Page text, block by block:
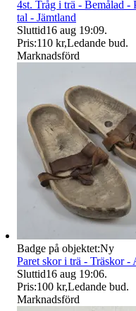
4st. Tråg i trä - Bemålad
tal - Jämtland
Sluttid16 aug 19:09.
Pris:110 kr,Ledande bud.
Marknadsförd
Badge på objektet:Ny
Paret skor i trä - Träskor -
Sluttid16 aug 19:06.
Pris:100 kr,Ledande bud.
Marknadsförd